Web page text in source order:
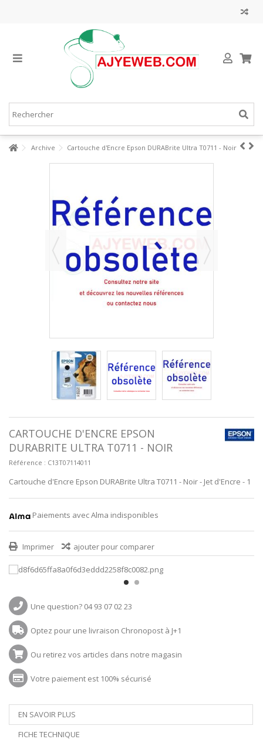
Archive Cartouche d'Encre Epson DURABrite Ultra T0711 - Noir
CARTOUCHE D'ENCRE EPSON
DURABRITE ULTRA T0711 - NOIR
Référence : C13T07114011
Cartouche d'Encre Epson DURABrite Ultra T0711 - Noir - Jet d'Encre - 1
Paiements avec Alma indisponibles
Imprimer ajouter pour comparer
Une question? 04 93 07 02 23
Optez pour une livraison Chronopost à J+1
Ou retirez vos articles dans notre magasin
Votre paiement est 100% sécurisé
EN SAVOIR PLUS
FICHE TECHNIQUE